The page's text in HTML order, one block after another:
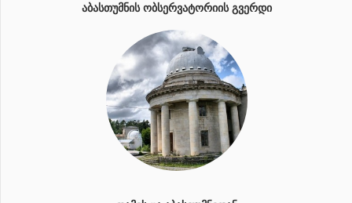
ᲐᲑᲐᲡᲗᲣᲛᲜᲘᲡ ᲝᲑᲡᲔᲠᲕᲐᲢᲝᲠᲘᲘᲡ ᲒᲕᲔᲠᲓᲘ